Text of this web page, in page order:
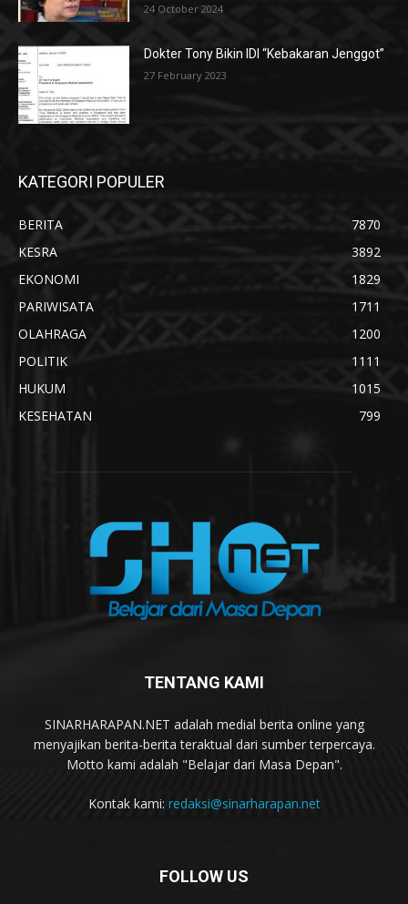
24 October 2024
Dokter Tony Bikin IDI “Kebakaran Jenggot”
27 February 2023
KATEGORI POPULER
BERITA
7870
KESRA
3892
EKONOMI
1829
PARIWISATA
1711
OLAHRAGA
1200
POLITIK
1111
HUKUM
1015
KESEHATAN
799
TENTANG KAMI
SINARHARAPAN.NET adalah medial berita online yang
menyajikan berita-berita teraktual dari sumber terpercaya.
Motto kami adalah "Belajar dari Masa Depan".
Kontak kami: redaksi@sinarharapan.net
FOLLOW US